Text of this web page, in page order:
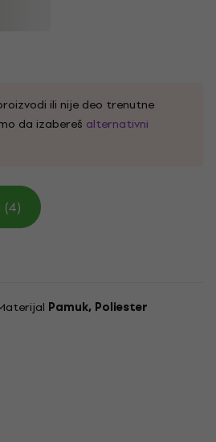
ili nije deo trenutne
da izabereš alternativni
Pamuk, Poliester